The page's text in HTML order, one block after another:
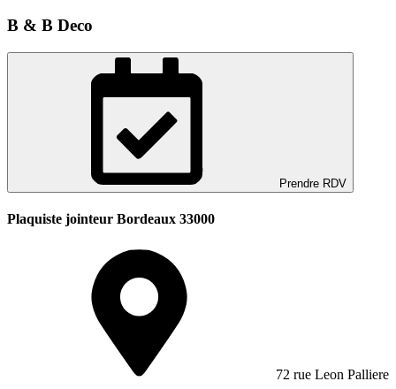
B & B Deco
Prendre RDV
Plaquiste jointeur Bordeaux 33000
72 rue Leon Palliere